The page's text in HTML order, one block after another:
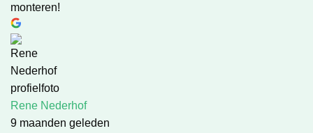
monteren!
Rene Nederhof
9 maanden geleden